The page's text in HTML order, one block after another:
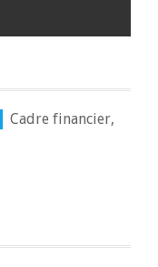
Cadre financier,